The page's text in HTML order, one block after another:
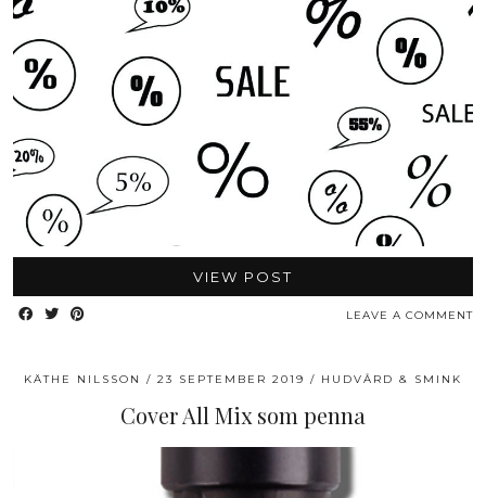
VIEW POST
LEAVE A COMMENT
KÄTHE NILSSON 23 SEPTEMBER 2019 HUDVÅRD & SMINK
Cover All Mix som penna